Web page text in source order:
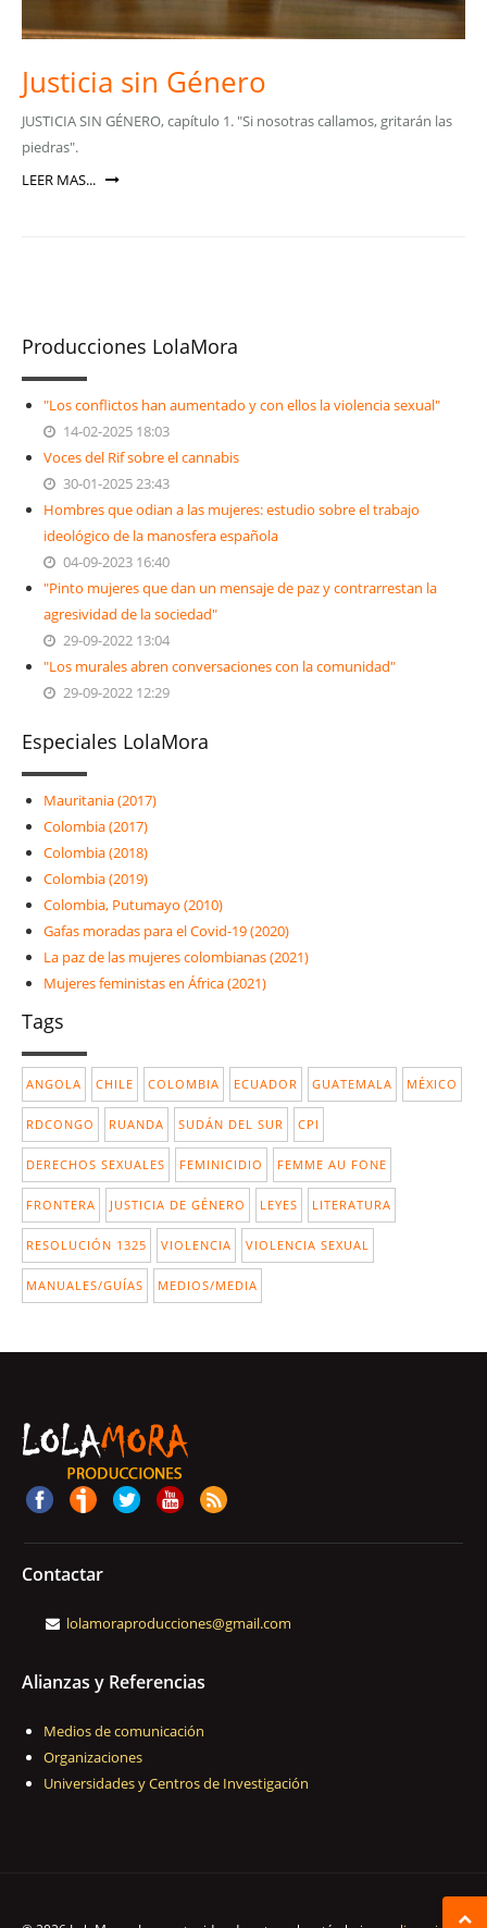
Justicia sin Género
JUSTICIA SIN GÉNERO, capítulo 1. "Si nosotras callamos, gritarán las
piedras".
LEER MAS...
Producciones LolaMora
"Los conflictos han aumentado y con ellos la violencia sexual"
14-02-2025 18:03
Voces del Rif sobre el cannabis
30-01-2025 23:43
Hombres que odian a las mujeres: estudio sobre el trabajo
ideológico de la manosfera española
04-09-2023 16:40
"Pinto mujeres que dan un mensaje de paz y contrarrestan la
agresividad de la sociedad"
29-09-2022 13:04
"Los murales abren conversaciones con la comunidad"
29-09-2022 12:29
Especiales LolaMora
Mauritania (2017)
Colombia (2017)
Colombia (2018)
Colombia (2019)
Colombia, Putumayo (2010)
Gafas moradas para el Covid-19 (2020)
La paz de las mujeres colombianas (2021)
Mujeres feministas en África (2021)
Tags
ANGOLA CHILE COLOMBIA ECUADOR GUATEMALA MÉXICO
RDCONGO RUANDA SUDÁN DEL SUR CPI
DERECHOS SEXUALES FEMINICIDIO FEMME AU FONE
FRONTERA JUSTICIA DE GÉNERO LEYES LITERATURA
RESOLUCIÓN 1325 VIOLENCIA VIOLENCIA SEXUAL
MANUALES/GUÍAS MEDIOS/MEDIA
Contactar
lolamoraproducciones@gmail.com
Alianzas y Referencias
Medios de comunicación
Organizaciones
Universidades y Centros de Investigación